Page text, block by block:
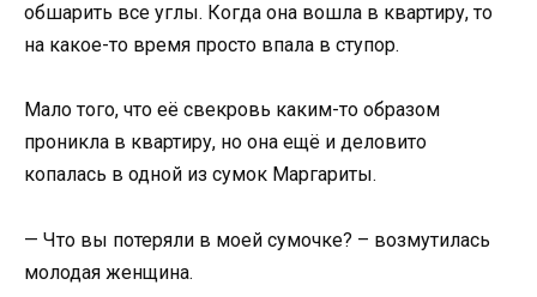
обшарить все углы. Когда она вошла в квартиру, то
на какое-то время просто впала в ступор.
Мало того, что её свекровь каким-то образом
проникла в квартиру, но она ещё и деловито
копалась в одной из сумок Маргариты.
— Что вы потеряли в моей сумочке? – возмутилась
молодая женщина.